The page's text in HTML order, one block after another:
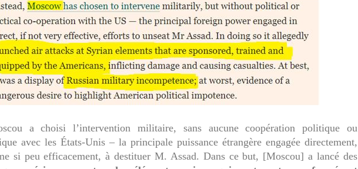
a choisi l’intervention militaire, sans aucune coopération politique ou
avec les États-Unis – la principale puissance étrangère engagée directement,
si peu efficacement, à destituer M. Assad. Dans ce but, [Moscou] a lancé des